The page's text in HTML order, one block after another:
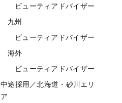
ビューティアドバイザー
九州
ビューティアドバイザー
海外
ビューティアドバイザー
中途採用／北海道・砂川エリ
ア